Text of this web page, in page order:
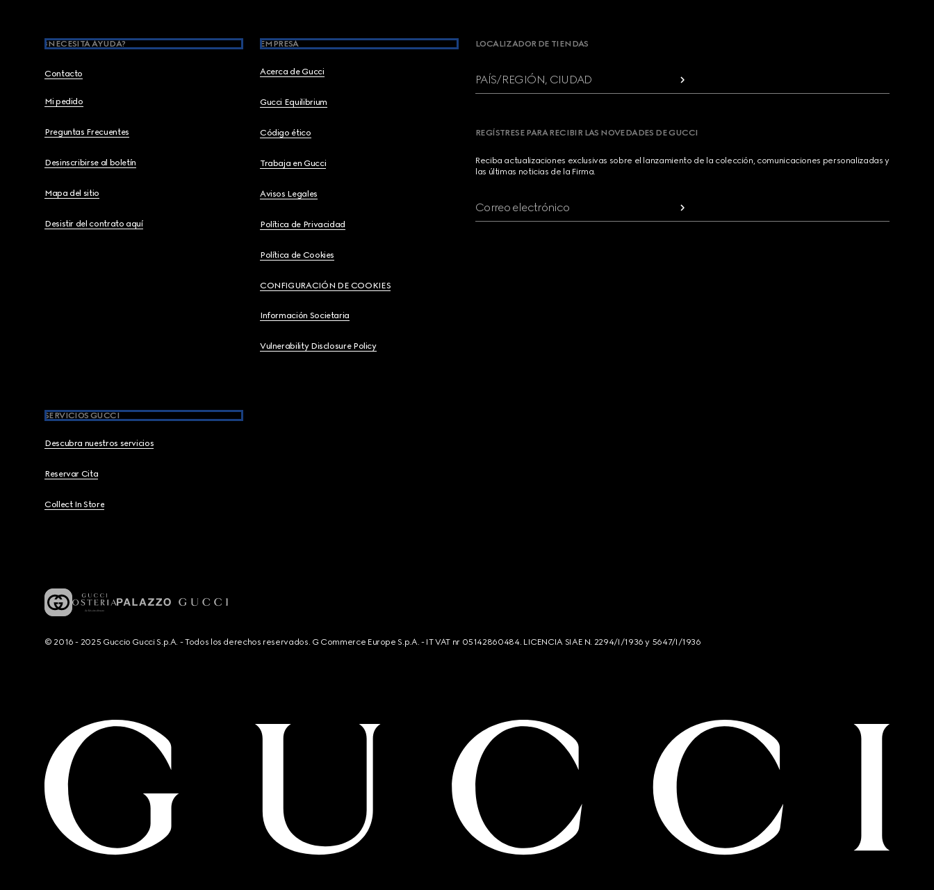
¿NECESITA AYUDA?
Contacto
Mi pedido
Preguntas Frecuentes
Desinscribirse al boletín
Mapa del sitio
Desistir del contrato aquí
EMPRESA
Acerca de Gucci
Gucci Equilibrium
Código ético
Trabaja en Gucci
Avisos Legales
Política de Privacidad
Política de Cookies
CONFIGURACIÓN DE COOKIES
Información Societaria
Vulnerability Disclosure Policy
SERVICIOS GUCCI
Descubra nuestros servicios
Reservar Cita
Collect In Store
LOCALIZADOR DE TIENDAS
PAÍS/REGIÓN, CIUDAD
REGÍSTRESE PARA RECIBIR LAS NOVEDADES DE GUCCI
Reciba actualizaciones exclusivas sobre el lanzamiento de la colección, comunicaciones personalizadas y
las últimas noticias de la Firma.
Correo electrónico
© 2016 - 2025 Guccio Gucci S.p.A. - Todos los derechos reservados. G Commerce Europe S.p.A. - IT VAT nr 05142860484. LICENCIA SIAE N. 2294/I/1936 y 5647/I/1936